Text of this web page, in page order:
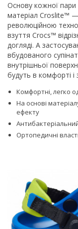
Основу кожної пари
матеріал Croslite™
революційною
взуття Crocs™
догляді. А
вбудованого
внутрішньої
будуть в комфорті
Комфортні, легко
На основі
ефекту
Ортопедичні